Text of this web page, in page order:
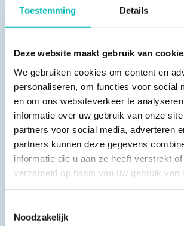
Toestemming Details
Deze website maakt gebruik van
We gebruiken cookies om content en
personaliseren, om functies voor social
en om ons websiteverkeer te
informatie over uw gebruik van onze
partners voor social media, adverteren
partners kunnen deze gegevens
informatie die u aan ze heeft verstrekt
verzameld op basis van uw gebruik van
Noodzakelijk
campagnebureaus om op basis van
briefing de juiste partij te kiezen. Dit
werkgroep aan de slag om de
behalen: het verbeteren van de
imago van het vak, het vergroten van
om te kiezen voor het vak lift- en
het verhogen van de aanmeldingen
vernieuwde liftopleiding op het
In de afgelopen maanden zijn er
review drie campagneconcepten